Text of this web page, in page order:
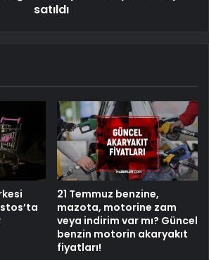
satıldı
21 Temmuz benzine,
mazota, motorine zam
veya indirim var mı? Güncel
benzin motorin akaryakıt
fiyatları!